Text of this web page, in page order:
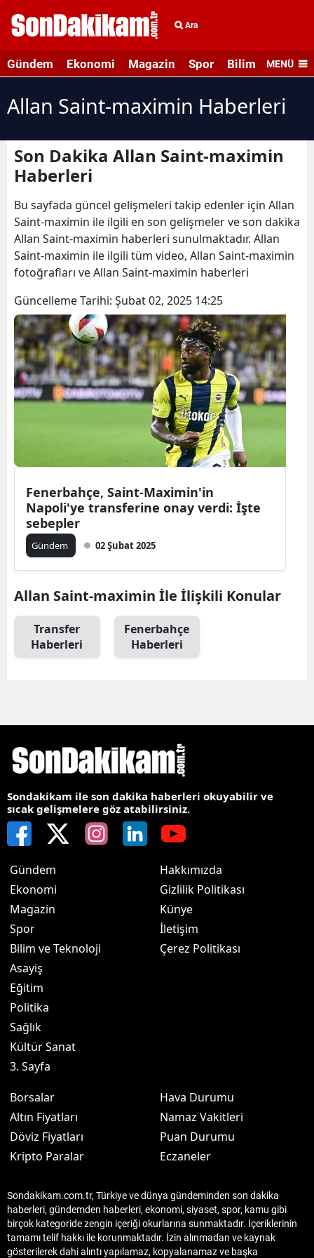
Ara
Gündem Ekonomi Magazin Spor Bilim veMENÜ
Allan Saint-maximin Haberleri
Son Dakika Allan Saint-maximin
Haberleri
Bu sayfada güncel gelişmeleri takip edenler için Allan
Saint-maximin ile ilgili en son gelişmeler ve son dakika
Allan Saint-maximin haberleri sunulmaktadır. Allan
Saint-maximin ile ilgili tüm video, Allan Saint-maximin
fotoğrafları ve Allan Saint-maximin haberleri
Güncelleme Tarihi: Şubat 02, 2025 14:25
Fenerbahçe, Saint-Maximin'in
Napoli'ye transferine onay verdi: İşte
sebepler
Gündem 02 Şubat 2025
Allan Saint-maximin İle İlişkili Konular
Transfer
Haberleri
Fenerbahçe
Haberleri
Sondakikam ile son dakika haberleri okuyabilir ve
sıcak gelişmelere göz atabilirsiniz.
Gündem
Ekonomi
Magazin
Spor
Bilim ve Teknoloji
Asayiş
Eğitim
Politika
Sağlık
Kültür Sanat
3. Sayfa
Hakkımızda
Gizlilik Politikası
Künye
İletişim
Çerez Politikası
Borsalar
Altın Fiyatları
Döviz Fiyatları
Kripto Paralar
Hava Durumu
Namaz Vakitleri
Puan Durumu
Eczaneler
Sondakikam.com.tr, Türkiye ve dünya gündeminden son dakika
haberleri, gündemden haberleri, ekonomi, siyaset, spor, kamu gibi
birçok kategoride zengin içeriği okurlarına sunmaktadır. İçeriklerinin
tamamı telif hakkı ile korunmaktadır. İzin alınmadan ve kaynak
gösterilerek dahi alıntı yapılamaz, kopyalanamaz ve başka